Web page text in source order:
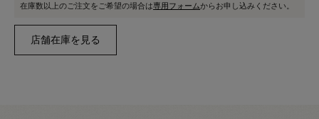
在庫数以上のご注文をご希望の場合は専用フォームからお申し込みください。